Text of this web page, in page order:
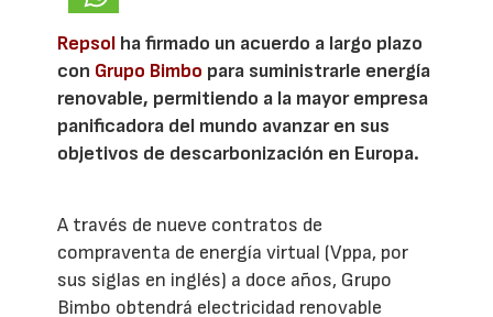
Repsol ha firmado un acuerdo a largo plazo
con Grupo Bimbo para suministrarle energía
renovable, permitiendo a la mayor empresa
panificadora del mundo avanzar en sus
objetivos de descarbonización en Europa.
A través de nueve contratos de
compraventa de energía virtual (Vppa, por
sus siglas en inglés) a doce años, Grupo
Bimbo obtendrá electricidad renovable